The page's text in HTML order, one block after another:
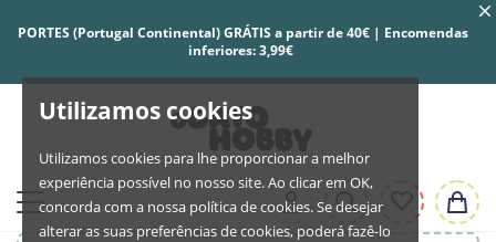
Utilizamos cookies
Utilizamos cookies para lhe proporcionar a melhor
experiência possível no nosso site. Ao clicar em OK,
concorda com a nossa política de cookies. Se desejar
alterar as suas preferências de cookies, poderá fazê-lo
PORTES (Portugal Continental) GRÁTIS a partir de 40€ | Encomendas
inferiores: 3,99€